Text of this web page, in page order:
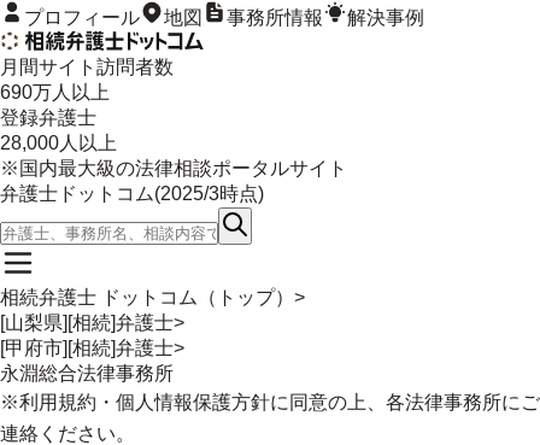
プロフィール 地図 事務所情報 解決事例
月間サイト訪問者数
690万人以上
登録弁護士
28,000人以上
※国内最大級の法律相談ポータルサイト
弁護士ドットコム(2025/3時点)
相続弁護士 ドットコム（トップ） >
[山梨県][相続]弁護士>
[甲府市][相続]弁護士>
永淵総合法律事務所
※利用規約 ・ 個人情報保護方針に同意の上、各法律事務所にご
連絡ください。